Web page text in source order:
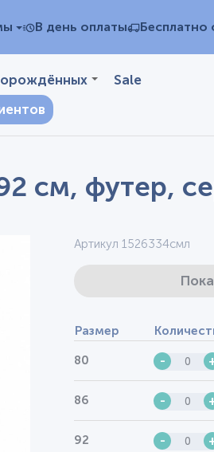
В день оплаты Бесплатно
Sale
см, футер,
Артикул 1526334смл
Размер
80 -
86 -
92 -